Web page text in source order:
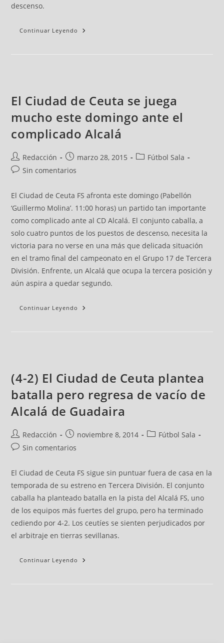
descenso.
Continuar Leyendo
El Ciudad de Ceuta se juega
mucho este domingo ante el
complicado Alcalá
Redacción marzo 28, 2015
Fútbol Sala
Sin comentarios
El Ciudad de Ceuta FS afronta este domingo (Pabellón
‘Guillermo Molina’. 11:00 horas) un partido tan importante
como complicado ante al CD Alcalá. El conjunto caballa, a
solo cuatro puntos de los puestos de descenso, necesita la
victoria para no verse en una más que delicada situación
en el tramo final del campeonato en el Grupo 17 de Tercera
División. Enfrente, un Alcalá que ocupa la tercera posición y
aún aspira a quedar segundo.
Continuar Leyendo
(4-2) El Ciudad de Ceuta plantea
batalla pero regresa de vacío de
Alcalá de Guadaira
Redacción noviembre 8, 2014
Fútbol Sala
Sin comentarios
El Ciudad de Ceuta FS sigue sin puntuar fuera de casa en la
temporada de su estreno en Tercera División. El conjunto
caballa ha planteado batalla en la pista del Alcalá FS, uno
de los equipos más fuertes del grupo, pero ha terminado
cediendo por 4-2. Los ceutíes se sienten perjudicados por
el arbitraje en tierras sevillanas.
Continuar Leyendo